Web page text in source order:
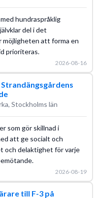
hundraspråklig
del i det
att forma en
prioriteras.
2026-08-16
Stockholms län
som gör skillnad i
att ge socialt och
och delaktighet för varje
2026-08-19
till F-3 på